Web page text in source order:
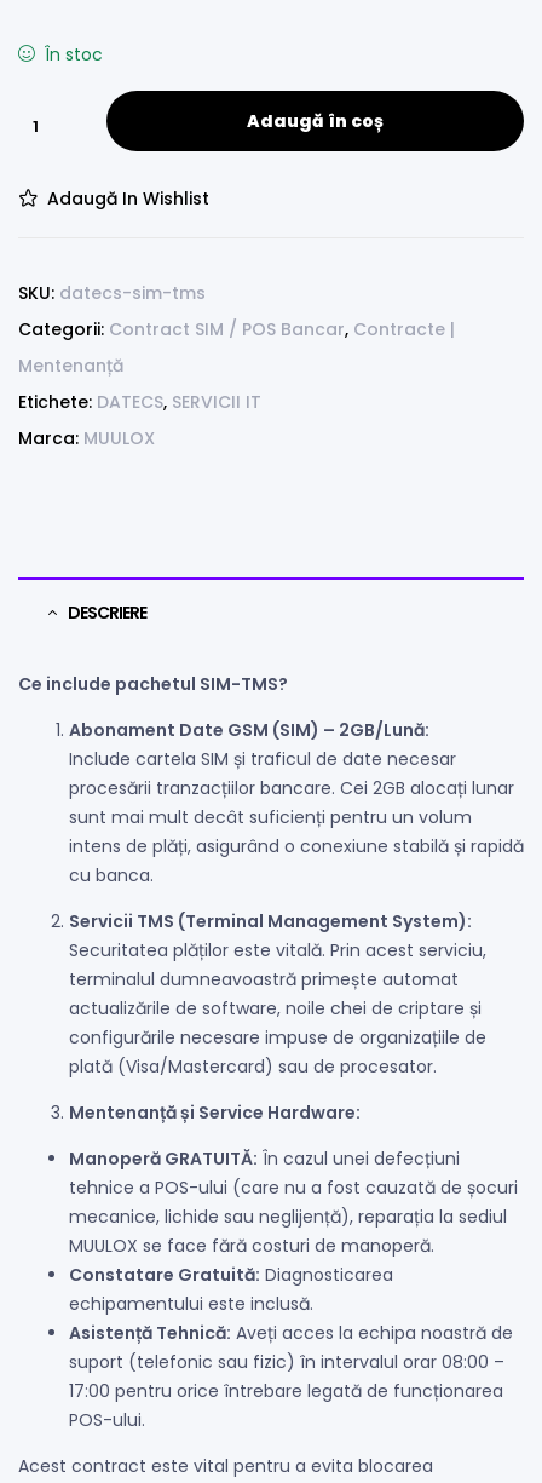
În stoc
Adaugă în coș
Adaugă In Wishlist
SKU: datecs-sim-tms
Categorii: Contract SIM / POS Bancar, Contracte |
Mentenanță
Etichete: DATECS, SERVICII IT
Marca: MUULOX
DESCRIERE
Ce include pachetul SIM-TMS?
Abonament Date GSM (SIM) – 2GB/Lună:
Include cartela SIM și traficul de date necesar
procesării tranzacțiilor bancare. Cei 2GB alocați lunar
sunt mai mult decât suficienți pentru un volum
intens de plăți, asigurând o conexiune stabilă și rapidă
cu banca.
Servicii TMS (Terminal Management System):
Securitatea plăților este vitală. Prin acest serviciu,
terminalul dumneavoastră primește automat
actualizările de software, noile chei de criptare și
configurările necesare impuse de organizațiile de
plată (Visa/Mastercard) sau de procesator.
Mentenanță și Service Hardware:
Manoperă GRATUITĂ: În cazul unei defecțiuni
tehnice a POS-ului (care nu a fost cauzată de șocuri
mecanice, lichide sau neglijență), reparația la sediul
MUULOX se face fără costuri de manoperă.
Constatare Gratuită: Diagnosticarea
echipamentului este inclusă.
Asistență Tehnică: Aveți acces la echipa noastră de
suport (telefonic sau fizic) în intervalul orar 08:00 –
17:00 pentru orice întrebare legată de funcționarea
POS-ului.
Acest contract este vital pentru a evita blocarea